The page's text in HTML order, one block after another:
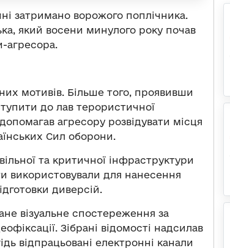
затримано ворожого поплічника.
який восени минулого року почав
агресора.
мотивів. Більше того, проявивши
до лав терористичної
агресору розвідувати місця
Сил оборони.
та критичної інфраструктури
використовували для нанесення
диверсій.
візуальне спостереження за
Зібрані відомості надсилав
відпрацьовані електронні канали